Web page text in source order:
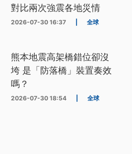
對比兩次強震各地災情
2026-07-30 16:37 全球
熊本地震高架橋錯位卻沒
垮 是「防落橋」裝置奏效
嗎？
2026-07-30 18:54 全球